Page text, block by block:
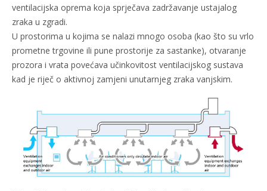
ventilacijska oprema koja sprječava zadržavanje ustajalog
zraka u zgradi.
U prostorima u kojima se nalazi mnogo osoba (kao što su vrlo
prometne trgovine ili pune prostorije za sastanke), otvaranje
prozora i vrata povećava učinkovitost ventilacijskog sustava
kad je riječ o aktivnoj zamjeni unutarnjeg zraka vanjskim.